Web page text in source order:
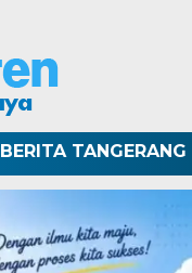
BERITA TANGERANG